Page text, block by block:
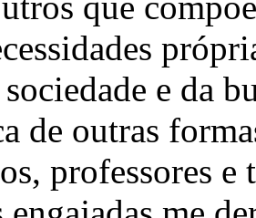
e da
de outras
professores e